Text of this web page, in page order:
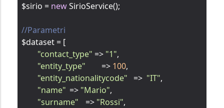
$sirio = new SirioService();
//Parametri
$dataset = [
"contact_type" => "1",
"entity_type"
	=>
100,
"entity_nationalitycode"
	=>
"IT",
"name"
	=>
"Mario",
"surname"
	=>
"Rossi",